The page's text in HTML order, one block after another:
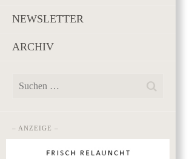
NEWSLETTER
ARCHIV
– ANZEIGE –